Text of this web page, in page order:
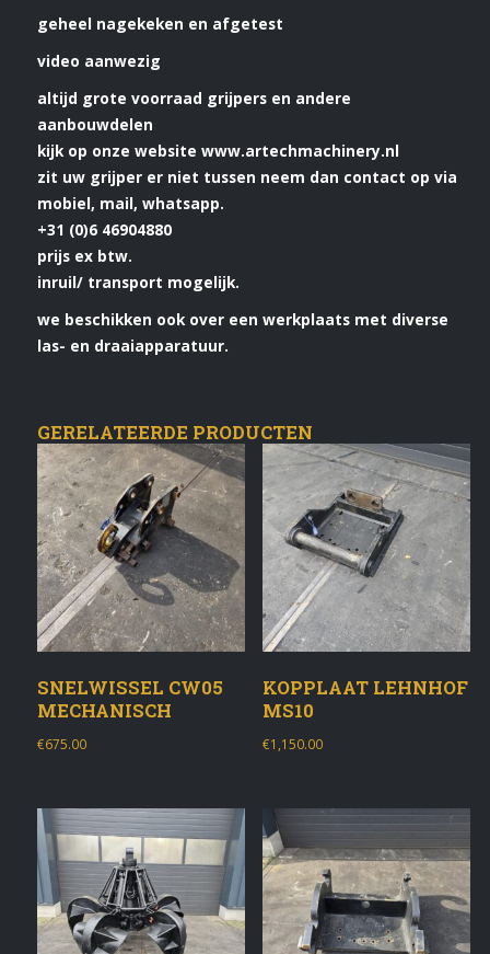
geheel nagekeken en afgetest
video aanwezig
altijd grote voorraad grijpers en andere
aanbouwdelen
kijk op onze website www.artechmachinery.nl
zit uw grijper er niet tussen neem dan contact op via
mobiel, mail, whatsapp.
+31 (0)6 46904880
prijs ex btw.
inruil/ transport mogelijk.
we beschikken ook over een werkplaats met diverse
las- en draaiapparatuur.
GERELATEERDE PRODUCTEN
SNELWISSEL CW05
MECHANISCH
€675.00
KOPPLAAT LEHNHOF
MS10
€1,150.00